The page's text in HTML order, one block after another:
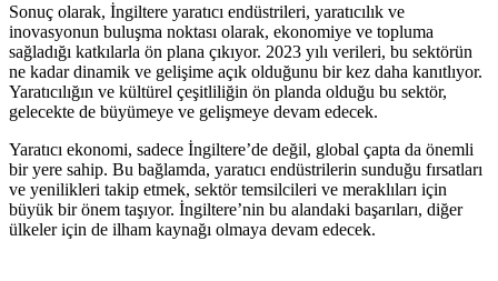
Sonuç olarak, İngiltere yaratıcı endüstrileri, yaratıcılık ve
inovasyonun buluşma noktası olarak, ekonomiye ve topluma
sağladığı katkılarla ön plana çıkıyor. 2023 yılı verileri, bu sektörün
ne kadar dinamik ve gelişime açık olduğunu bir kez daha kanıtlıyor.
Yaratıcılığın ve kültürel çeşitliliğin ön planda olduğu bu sektör,
gelecekte de büyümeye ve gelişmeye devam edecek.
Yaratıcı ekonomi, sadece İngiltere’de değil, global çapta da önemli
bir yere sahip. Bu bağlamda, yaratıcı endüstrilerin sunduğu fırsatları
ve yenilikleri takip etmek, sektör temsilcileri ve meraklıları için
büyük bir önem taşıyor. İngiltere’nin bu alandaki başarıları, diğer
ülkeler için de ilham kaynağı olmaya devam edecek.